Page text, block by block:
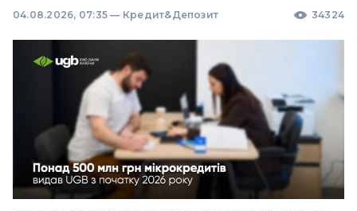
04.08.2026, 07:35 — Кредит&Депозит 34324